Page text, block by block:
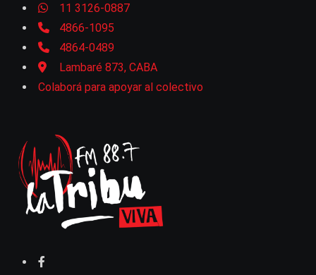
11 3126-0887
4866-1095
4864-0489
Lambaré 873, CABA
Colaborá para apoyar al colectivo